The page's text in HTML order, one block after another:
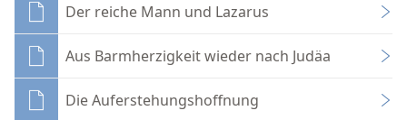
Der reiche Mann und Lazarus
Aus Barmherzigkeit wieder nach Judäa
Die Auferstehungshoffnung